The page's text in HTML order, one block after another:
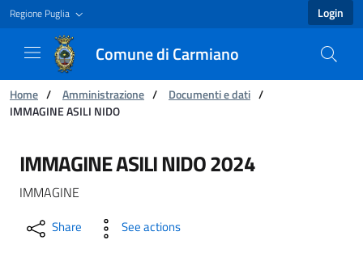
Regione Puglia Login
Comune di Carmiano
You are:
Home / Amministrazione / Documenti e dati /
IMMAGINE ASILI NIDO
IMMAGINE ASILI NIDO - Comune di Carmiano
IMMAGINE ASILI NIDO 2024
IMMAGINE
Share See actions